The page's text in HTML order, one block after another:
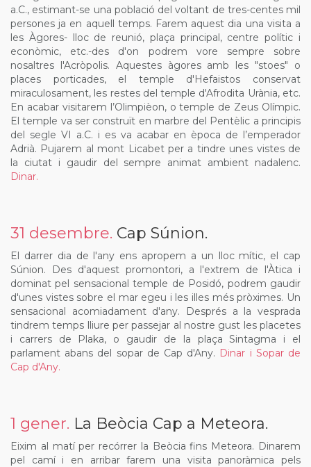
a.C., estimant-se una població del voltant de tres-centes mil
persones ja en aquell temps. Farem aquest dia una visita a
les Àgores- lloc de reunió, plaça principal, centre polític i
econòmic, etc.-des d'on podrem vore sempre sobre
nosaltres l'Acròpolis. Aquestes àgores amb les "stoes" o
places porticades, el temple d'Hefaistos conservat
miraculosament, les restes del temple d'Afrodita Urània, etc.
En acabar visitarem l’Olimpièon, o temple de Zeus Olímpic.
El temple va ser construït en marbre del Pentèlic a principis
del segle VI a.C. i es va acabar en època de l’emperador
Adrià. Pujarem al mont Licabet per a tindre unes vistes de
la ciutat i gaudir del sempre animat ambient nadalenc.
Dinar.
31 desembre. Cap Súnion.
El darrer dia de l'any ens apropem a un lloc mític, el cap
Súnion. Des d'aquest promontori, a l'extrem de l'Àtica i
dominat pel sensacional temple de Posidó, podrem gaudir
d'unes vistes sobre el mar egeu i les illes més pròximes. Un
sensacional acomiadament d'any. Després a la vesprada
tindrem temps lliure per passejar al nostre gust les placetes
i carrers de Plaka, o gaudir de la plaça Sintagma i el
parlament abans del sopar de Cap d'Any. Dinar i Sopar de
Cap d'Any.
1 gener. La Beòcia Cap a Meteora.
Eixim al matí per recórrer la Beòcia fins Meteora. Dinarem
pel camí i en arribar farem una visita panoràmica pels